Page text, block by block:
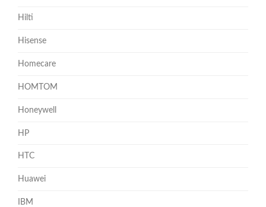
Hilti
Hisense
Homecare
HOMTOM
Honeywell
HP
HTC
Huawei
IBM